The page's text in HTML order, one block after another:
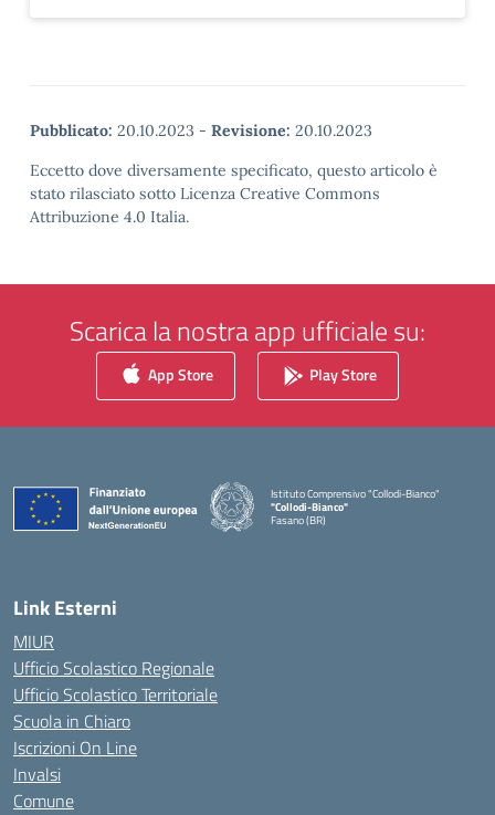
Pubblicato: 20.10.2023 - Revisione: 20.10.2023
Eccetto dove diversamente specificato, questo articolo è
stato rilasciato sotto Licenza Creative Commons
Attribuzione 4.0 Italia.
Scarica la nostra app ufficiale su:
App Store Play Store
Istituto Comprensivo "Collodi-Bianco"
"Collodi-Bianco"
Fasano (BR)
Link Esterni
MIUR
Ufficio Scolastico Regionale
Ufficio Scolastico Territoriale
Scuola in Chiaro
Iscrizioni On Line
Invalsi
Comune